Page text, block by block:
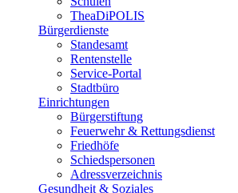
TheaDiPOLIS
Bürgerdienste
Standesamt
Rentenstelle
Service-Portal
Stadtbüro
Einrichtungen
Bürgerstiftung
Feuerwehr & Rettungsdienst
Friedhöfe
Schiedspersonen
Adressverzeichnis
Gesundheit & Soziales